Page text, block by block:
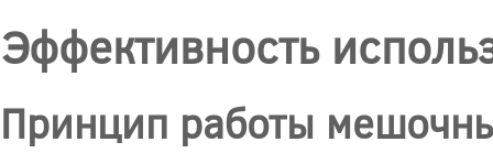
Эффективность
Принцип работы